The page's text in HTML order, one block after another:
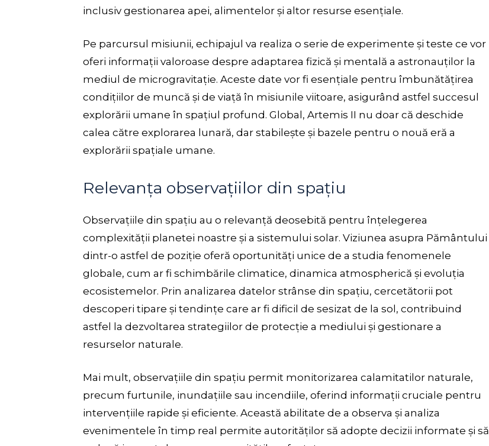
inclusiv gestionarea apei, alimentelor și altor resurse esențiale.
Pe parcursul misiunii, echipajul va realiza o serie de experimente și teste ce vor
oferi informații valoroase despre adaptarea fizică și mentală a astronauților la
mediul de microgravitație. Aceste date vor fi esențiale pentru îmbunătățirea
condițiilor de muncă și de viață în misiunile viitoare, asigurând astfel succesul
explorării umane în spațiul profund. Global, Artemis II nu doar că deschide
calea către explorarea lunară, dar stabilește și bazele pentru o nouă eră a
explorării spațiale umane.
Relevanța observațiilor din spațiu
Observațiile din spațiu au o relevanță deosebită pentru înțelegerea
complexității planetei noastre și a sistemului solar. Viziunea asupra Pământului
dintr-o astfel de poziție oferă oportunități unice de a studia fenomenele
globale, cum ar fi schimbările climatice, dinamica atmospherică și evoluția
ecosistemelor. Prin analizarea datelor strânse din spațiu, cercetătorii pot
descoperi tipare și tendințe care ar fi dificil de sesizat de la sol, contribuind
astfel la dezvoltarea strategiilor de protecție a mediului și gestionare a
resurselor naturale.
Mai mult, observațiile din spațiu permit monitorizarea calamitatilor naturale,
precum furtunile, inundațiile sau incendiile, oferind informații cruciale pentru
intervențiile rapide și eficiente. Această abilitate de a observa și analiza
evenimentele în timp real permite autorităților să adopte decizii informate și să